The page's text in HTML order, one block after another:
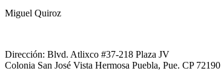
Miguel Quiroz
Dirección: Blvd. Atlixco #37-218 Plaza JV
Colonia San José Vista Hermosa Puebla, Pue. CP 72190